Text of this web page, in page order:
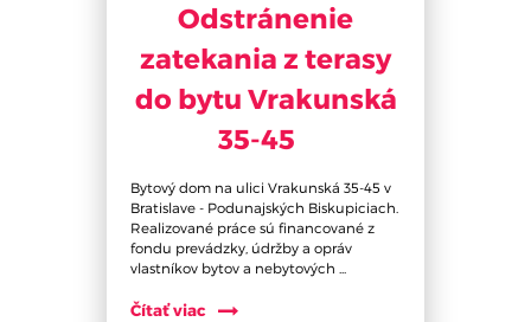
Odstránenie
zatekania z terasy
do bytu Vrakunská
35-45
Bytový dom na ulici Vrakunská 35-45 v
Bratislave - Podunajských Biskupiciach.
Realizované práce sú financované z
fondu prevádzky, údržby a opráv
vlastníkov bytov a nebytových ...
Čítať viac